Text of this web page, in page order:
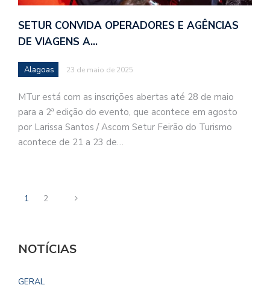
SETUR CONVIDA OPERADORES E AGÊNCIAS
DE VIAGENS A…
Alagoas 23 de maio de 2025
MTur está com as inscrições abertas até 28 de maio
para a 2ª edição do evento, que acontece em agosto
por Larissa Santos / Ascom Setur Feirão do Turismo
acontece de 21 a 23 de…
1 2
NOTÍCIAS
GERAL